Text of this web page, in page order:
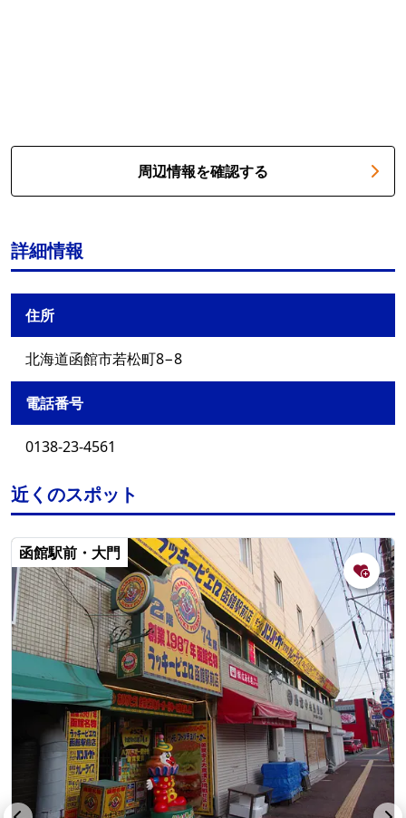
周辺情報を確認する
詳細情報
住所
北海道函館市若松町8−8
電話番号
0138-23-4561
近くのスポット
函館駅前・大門